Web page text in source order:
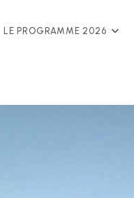
LE PROGRAMME 2026